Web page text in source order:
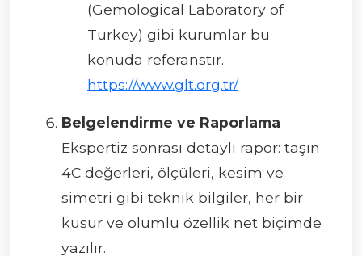
(Gemological Laboratory of
Turkey) gibi kurumlar bu
konuda referanstır.
https://www.glt.org.tr/
Belgelendirme ve Raporlama
Ekspertiz sonrası detaylı rapor: taşın
4C değerleri, ölçüleri, kesim ve
simetri gibi teknik bilgiler, her bir
kusur ve olumlu özellik net biçimde
yazılır.